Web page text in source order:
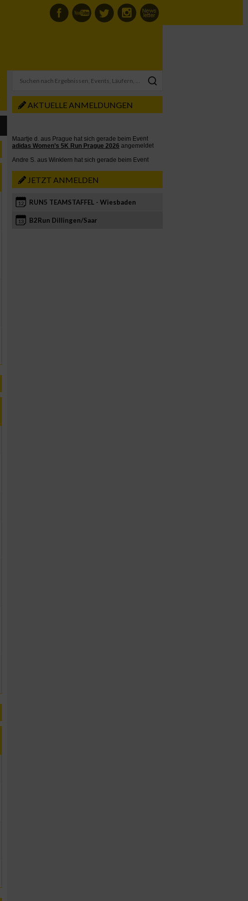
AKTUELLE ANMELDUNGEN
JETZT ANMELDEN
12 RUN5 TEAMSTAFFEL - Wiesbaden
13 B2Run Dillingen/Saar